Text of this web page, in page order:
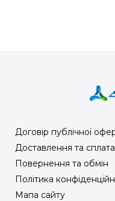
Договір публічної
Доставлення та сплата
Повернення та обмін
Політика
Мапа сайту